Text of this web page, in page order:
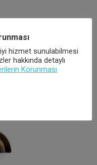
hizmet sunulabilmesi
hakkında detaylı
Korunması